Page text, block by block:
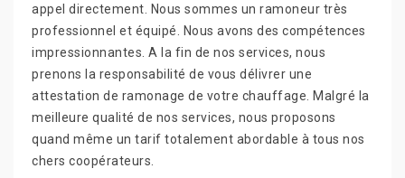
appel directement. Nous sommes un ramoneur très
professionnel et équipé. Nous avons des compétences
impressionnantes. A la fin de nos services, nous
prenons la responsabilité de vous délivrer une
attestation de ramonage de votre chauffage. Malgré la
meilleure qualité de nos services, nous proposons
quand même un tarif totalement abordable à tous nos
chers coopérateurs.